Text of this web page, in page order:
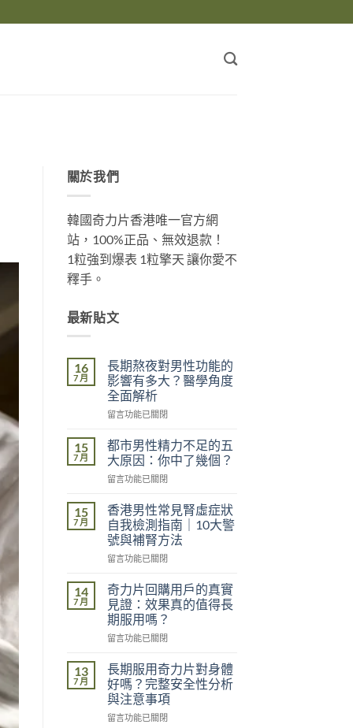
關於我們
韓國奇力片香港唯一官方網
站，100%正品、無效退款！
1粒強到爆表 1粒擎天 讓你愛不
釋手。
最新貼文
16
7 月
長期熬夜對男性功能的
影響有多大？醫學角度
全面解析
在
期
熬
夜
對
性
功
能
的
影
有
多
大？
醫
學
度
全
面
解
析〉
留言功能已關閉
15
7 月
都市男性精力不足的五
大原因：你中了幾個？
在
市
男
性
精
力
足
的
五
大
原
你
中
了
幾
個？〉
留言功能已關閉
15
7 月
香港男性常見腎虛症狀
自我檢測指南｜10大警
號與補腎方法
在
港
男
性
常
見
虛
症
狀
自
我
留言功能已關閉
14
7 月
奇力片回購用戶的真實
見證：效果真的值得長
期服用嗎？
在
力
片
回
購
用
留言功能已關閉
13
7 月
長期服用奇力片對身體
好嗎？完整安全性分析
與注意事項
在
留言功能已關閉